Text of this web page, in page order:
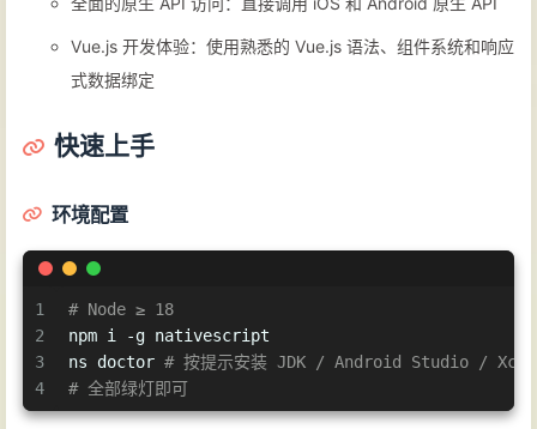
Vue.js 开发体验：使用熟悉的 Vue.js 语法、组件系统和响应
式数据绑定
快速上手
环境配置
1
2
3
4
# Node ≥ 18
npm i -g nativescript
ns doctor # 按提示安装 JDK / Android Studio /
# 全部绿灯即可